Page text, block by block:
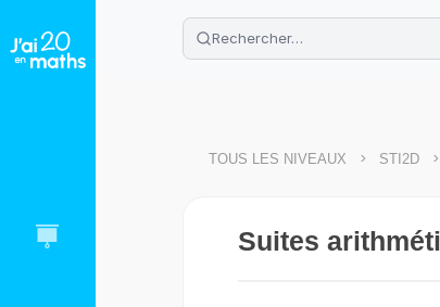
🌴Cahier de vacances offert:
Télécharge ton PDF gratuit et
TOUS LES NIVEAUX > STI2D >
Suites